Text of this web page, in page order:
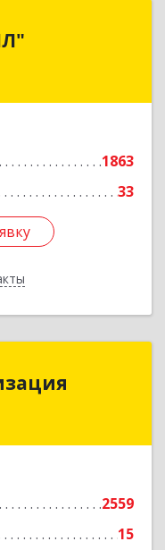
1863
33
г, Победы
2559
15
г, Победы пл,